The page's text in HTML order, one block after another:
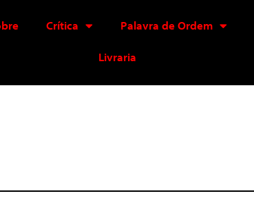
Crítica Palavra de Ordem
Livraria